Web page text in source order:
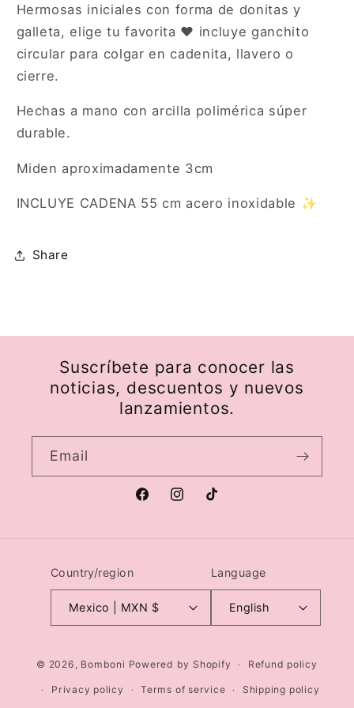
dona
de
fresa
dona
de
fresa
Hermosas iniciales con forma de donitas y
galleta, elige tu favorita ♥ incluye ganchito
circular para colgar en cadenita, llavero o
cierre.
Hechas a mano con arcilla polimérica súper
durable.
Miden aproximadamente 3cm
INCLUYE CADENA 55 cm acero inoxidable ✨
Share
Suscríbete para conocer las
noticias, descuentos y nuevos
lanzamientos.
Email
FacebookInstagram
TikTok
Country/region
Mexico | MXN $
Language
English
© 2026, Bomboni Powered by Shopify Refund policy
Privacy policy Terms of service Shipping policy